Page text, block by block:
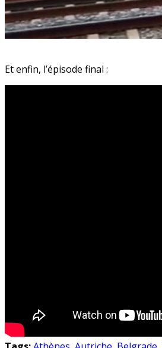
Et enfin, l’épisode final :